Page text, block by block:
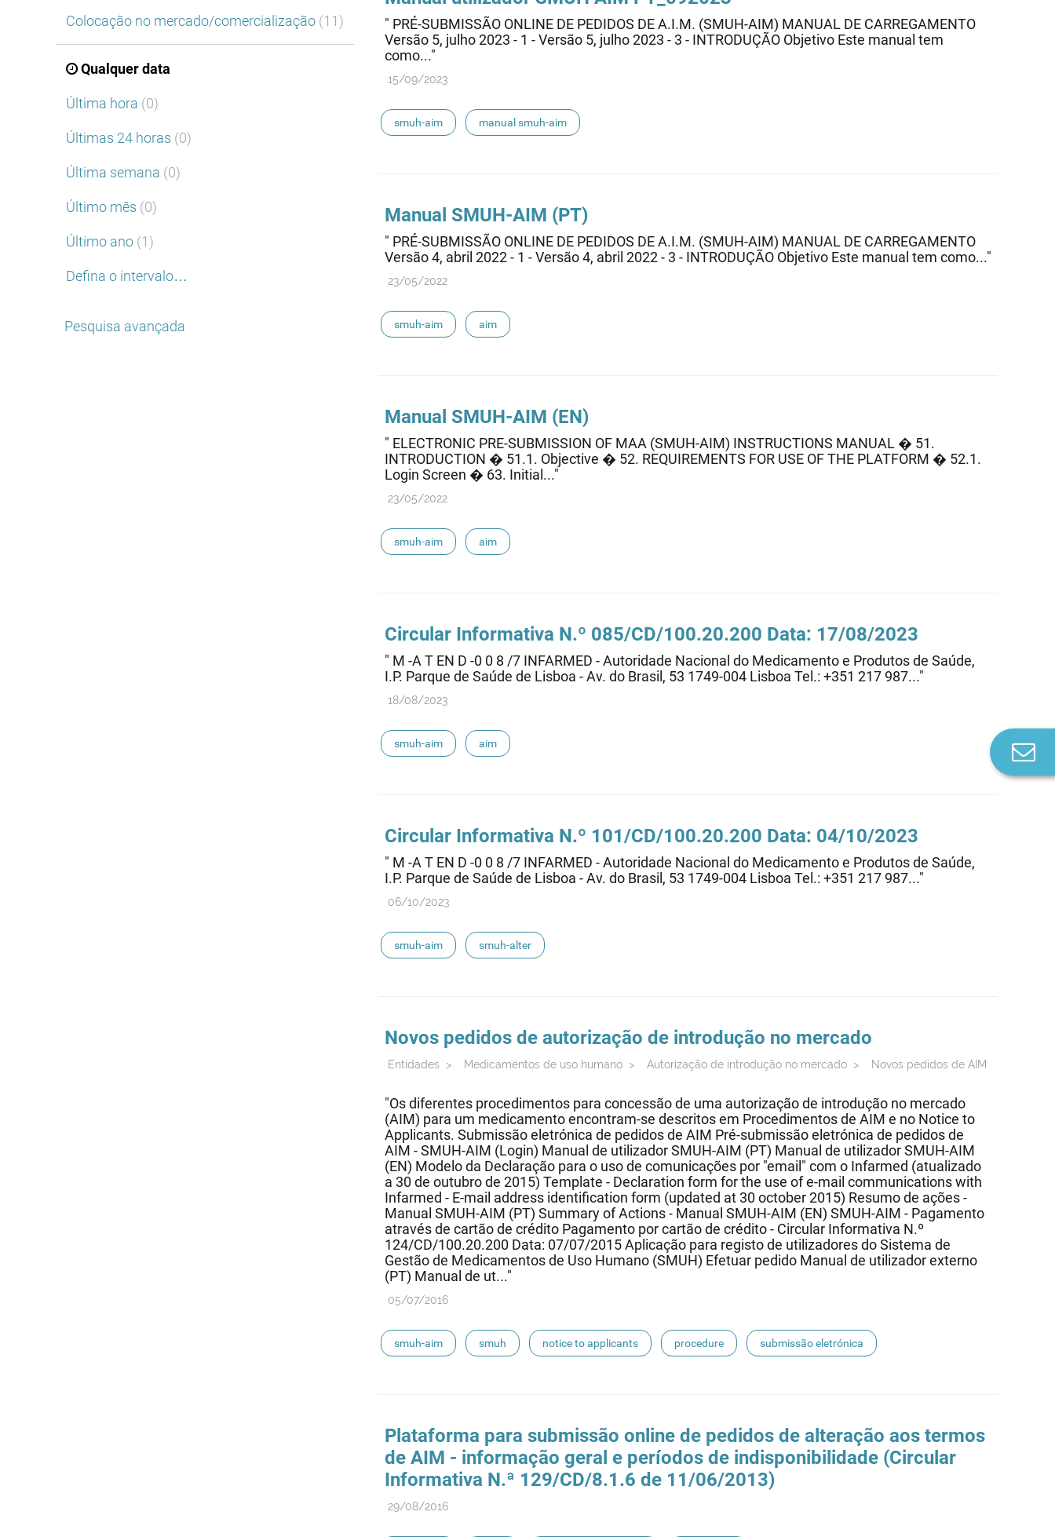
Colocação no mercado/comercialização (11)
Qualquer data
Última hora (0)
Últimas 24 horas (0)
Última semana (0)
Último mês (0)
Último ano (1)
Defina o intervalo…
Pesquisa avançada
" PRÉ-SUBMISSÃO ONLINE DE PEDIDOS DE A.I.M. (SMUH-AIM) MANUAL DE CARREGAMENTO
Versão 5, julho 2023 - 1 - Versão 5, julho 2023 - 3 - INTRODUÇÃO Objetivo Este manual tem
como..."
15/09/2023
smuh-aim manual smuh-aim
Manual SMUH-AIM (PT)
" PRÉ-SUBMISSÃO ONLINE DE PEDIDOS DE A.I.M. (SMUH-AIM) MANUAL DE CARREGAMENTO
Versão 4, abril 2022 - 1 - Versão 4, abril 2022 - 3 - INTRODUÇÃO Objetivo Este manual tem como..."
23/05/2022
smuh-aim aim
Manual SMUH-AIM (EN)
" ELECTRONIC PRE-SUBMISSION OF MAA (SMUH-AIM) INSTRUCTIONS MANUAL � 51.
INTRODUCTION � 51.1. Objective � 52. REQUIREMENTS FOR USE OF THE PLATFORM � 52.1.
Login Screen � 63. Initial..."
23/05/2022
smuh-aim aim
Circular Informativa N.º 085/CD/100.20.200 Data: 17/08/2023
" M -A T EN D -0 0 8 /7 INFARMED - Autoridade Nacional do Medicamento e Produtos de Saúde,
I.P. Parque de Saúde de Lisboa - Av. do Brasil, 53 1749-004 Lisboa Tel.: +351 217 987..."
18/08/2023
smuh-aim aim
Circular Informativa N.º 101/CD/100.20.200 Data: 04/10/2023
" M -A T EN D -0 0 8 /7 INFARMED - Autoridade Nacional do Medicamento e Produtos de Saúde,
I.P. Parque de Saúde de Lisboa - Av. do Brasil, 53 1749-004 Lisboa Tel.: +351 217 987..."
06/10/2023
smuh-aim smuh-alter
Novos pedidos de autorização de introdução no mercado
Entidades > Medicamentos de uso humano > Autorização de introdução no mercado > Novos pedidos de AIM
"Os diferentes procedimentos para concessão de uma autorização de introdução no mercado
(AIM) para um medicamento encontram-se descritos em Procedimentos de AIM e no Notice to
Applicants. Submissão eletrónica de pedidos de AIM Pré-submissão eletrónica de pedidos de
AIM - SMUH-AIM (Login) Manual de utilizador SMUH-AIM (PT) Manual de utilizador SMUH-AIM
(EN) Modelo da Declaração para o uso de comunicações por "email" com o Infarmed (atualizado
a 30 de outubro de 2015) Template - Declaration form for the use of e-mail communications with
Infarmed - E-mail address identification form (updated at 30 october 2015) Resumo de ações -
Manual SMUH-AIM (PT) Summary of Actions - Manual SMUH-AIM (EN) SMUH-AIM - Pagamento
através de cartão de crédito Pagamento por cartão de crédito - Circular Informativa N.º
124/CD/100.20.200 Data: 07/07/2015 Aplicação para registo de utilizadores do Sistema de
Gestão de Medicamentos de Uso Humano (SMUH) Efetuar pedido Manual de utilizador externo
(PT) Manual de ut..."
05/07/2016
smuh-aim smuh notice to applicants procedure submissão eletrónica
Plataforma para submissão online de pedidos de alteração aos termos
de AIM - informação geral e períodos de indisponibilidade (Circular
Informativa N.ª 129/CD/8.1.6 de 11/06/2013)
29/08/2016